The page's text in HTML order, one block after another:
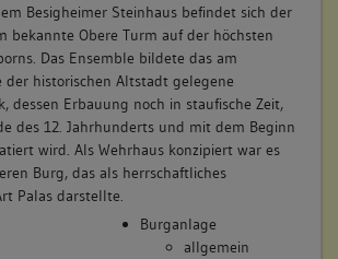
greifenden Entfestigungsmaßnahmen und
19. Jahrhunderts vorgenommenen
zeitwährend im Turm ansässigen
benachbarte „Steinhaus“, wurde ihm seine
Funktion genommen.
Besigheimer Steinhaus befindet sich der
bekannte Obere Turm auf der höchsten
Das Ensemble bildete das am
der historischen Altstadt gelegene
dessen Erbauung noch in staufische Zeit,
des 12. Jahrhunderts und mit dem Beginn
wird. Als Wehrhaus konzipiert war es
Burg, das als herrschaftliches
Palas darstellte.
Burganlage
allgemein